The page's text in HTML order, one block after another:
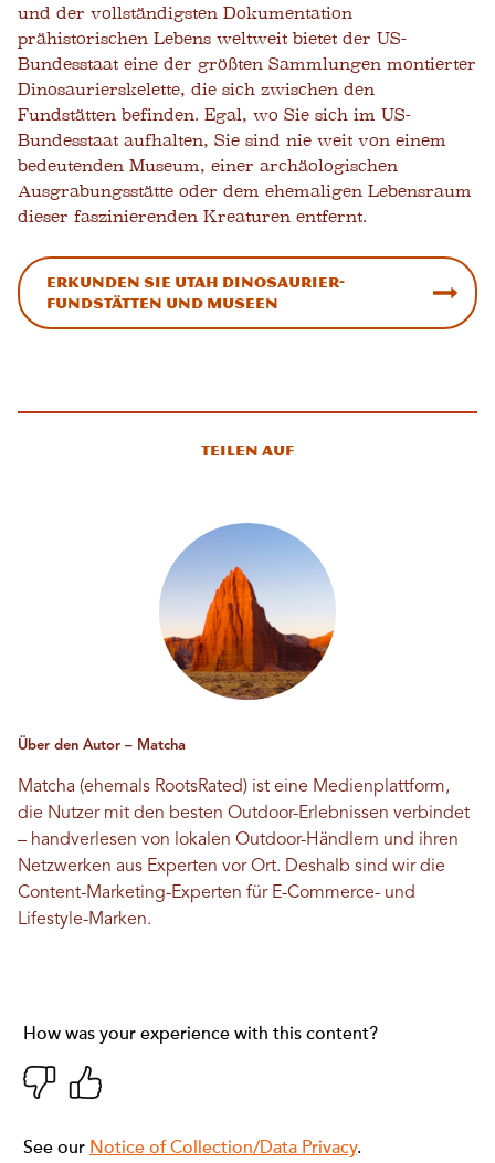
und der vollständigsten Dokumentation
prähistorischen Lebens weltweit bietet der US-
Bundesstaat eine der größten Sammlungen montierter
Dinosaurierskelette, die sich zwischen den
Fundstätten befinden. Egal, wo Sie sich im US-
Bundesstaat aufhalten, Sie sind nie weit von einem
bedeutenden Museum, einer archäologischen
Ausgrabungsstätte oder dem ehemaligen Lebensraum
dieser faszinierenden Kreaturen entfernt.
Erkunden Sie Utah Dinosaurier-
Fundstätten und Museen
Teilen auf
Über den Autor – Matcha
Matcha (ehemals RootsRated) ist eine Medienplattform,
die Nutzer mit den besten Outdoor-Erlebnissen verbindet
– handverlesen von lokalen Outdoor-Händlern und ihren
Netzwerken aus Experten vor Ort. Deshalb sind wir die
Content-Marketing-Experten für E-Commerce- und
Lifestyle-Marken.